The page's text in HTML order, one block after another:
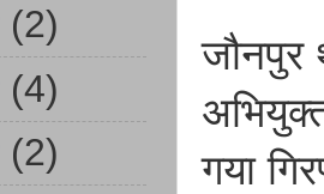
जौनपुर
गया
(2)
(4)
(2)